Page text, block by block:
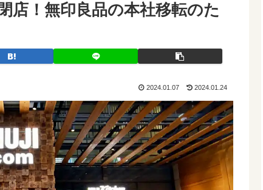
店！無印良品の本社移転のた
2024.01.07 2024.01.24